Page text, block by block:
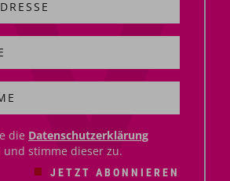
JETZT ABONNIEREN
die Datenschutzerklärung
und stimme dieser zu.